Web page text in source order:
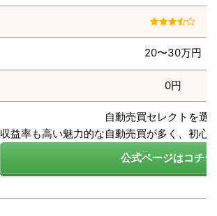
20〜30万円
0円
自動売買セレクトを選
収益率も高い魅力的な自動売買が多く、初心
公式ページはコチラ